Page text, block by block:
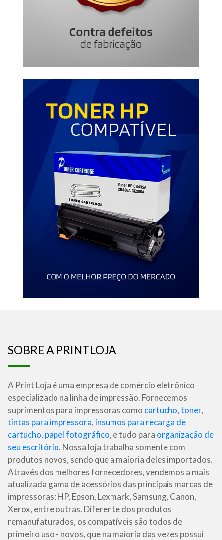
SOBRE A PRINTLOJA
A Print Loja é uma empresa de comércio eletrônico
especializado na linha de impressão. Fornecemos
suprimentos para impressoras como cartucho,toner,
tintas para impressora, insumos para recarga de
cartucho, papel fotográfico, e tudo para organização de
seu escritório. Nossa loja trabalha somente com
produtos novos, sendo que a maioria deles importados.
Através dos melhores fornecedores, vendemos a mais
atualizada gama de acessórios das principais marcas de
impressoras: HP, Epson, Lexmark, Samsung, Canon,
Xerox, entre outras. Diferente dos produtos
remanufaturados, os compatíveis são todos de
primeiro uso - novos, que na maioria das vezes possui